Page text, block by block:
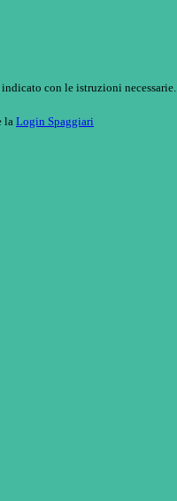
con le istruzioni necessarie.
la Login Spaggiari